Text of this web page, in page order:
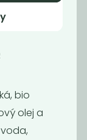
krustě
/ Kg
bio
olej a